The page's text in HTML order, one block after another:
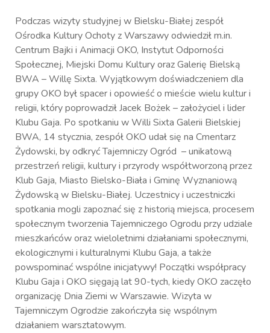
Podczas wizyty studyjnej w Bielsku-Białej zespół
Ośrodka Kultury Ochoty z Warszawy odwiedził m.in.
Centrum Bajki i Animacji OKO, Instytut Odporności
Społecznej, Miejski Domu Kultury oraz Galerię Bielską
BWA – Willę Sixta. Wyjątkowym doświadczeniem dla
grupy OKO był spacer i opowieść o mieście wielu kultur i
religii, który poprowadził Jacek Bożek – założyciel i lider
Klubu Gaja. Po spotkaniu w Willi Sixta Galerii Bielskiej
BWA, 14 stycznia, zespół OKO udał się na Cmentarz
Żydowski, by odkryć Tajemniczy Ogród – unikatową
przestrzeń religii, kultury i przyrody współtworzoną przez
Klub Gaja, Miasto Bielsko-Biała i Gminę Wyznaniową
Żydowską w Bielsku-Białej. Uczestnicy i uczestniczki
spotkania mogli zapoznać się z historią miejsca, procesem
społecznym tworzenia Tajemniczego Ogrodu przy udziale
mieszkańców oraz wieloletnimi działaniami społecznymi,
ekologicznymi i kulturalnymi Klubu Gaja, a także
powspominać wspólne inicjatywy! Początki współpracy
Klubu Gaja i OKO sięgają lat 90-tych, kiedy OKO zaczęło
organizację Dnia Ziemi w Warszawie. Wizyta w
Tajemniczym Ogrodzie zakończyła się wspólnym
działaniem warsztatowym.